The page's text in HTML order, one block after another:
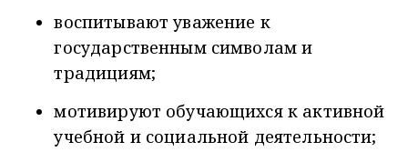
воспитывают уважение к
государственным символам и
традициям;
мотивируют обучающихся к активной
учебной и социальной деятельности;